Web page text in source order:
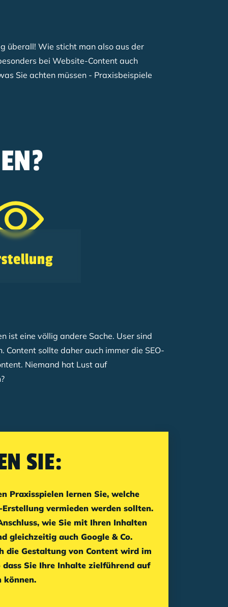
überall! Wie sticht man also aus der
bei Website-Content auch
Sie achten müssen - Praxisbeispiele
ist eine völlig andere Sache. User sind
Content sollte daher auch immer die SEO-
Niemand hat Lust auf
SIE:
Praxisspielen lernen Sie, welche
vermieden werden sollten.
wie Sie mit Ihren Inhalten
gleichzeitig auch Google & Co.
die Gestaltung von Content wird im
Sie Ihre Inhalte zielführend auf
können.